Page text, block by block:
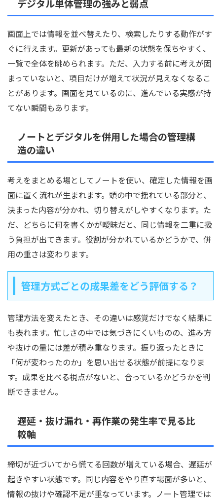
デジタル単体管理の強みと弱点
画面上では情報を並べ替えたり、検索したりする動作がす
ぐに行えます。更新があっても最新の状態を保ちやすく、
一覧で全体を眺められます。ただ、入力する前に考えが固
まっていないと、項目だけが増えて状況が見えなくなるこ
とがあります。画面を見ているのに、進んでいる実感が持
てない瞬間もあります。
ノートとデジタルを併用した場合の管理構
造の違い
考えをまとめる場としてノートを使い、確定した情報を画
面に置く流れが生まれます。頭の中で揺れている部分と、
決まった内容が分かれ、切り替えがしやすくなります。た
だ、どちらに何を書くかが曖昧だと、同じ情報を二重に扱
う負担が出てきます。役割が分かれているかどうかで、併
用の重さは変わります。
管理方式ごとの成果差をどう評価する？
管理方法を変えたとき、その違いは感覚だけでなく結果に
も表れます。忙しさの中では気づきにくいものの、進み方
や抜けの量には差が積み重なります。振り返ったときに
「何が変わったのか」を思い出せる状態が前提になりま
す。成果を比べる視点がないと、合っているかどうかを判
断できません。
遅延・抜け漏れ・再作業の発生率で見る比
較軸
締切が近づいてから慌てる回数が増えている場合、遅延が
起きやすい状態です。同じ内容をやり直す場面が多いと、
情報の抜けや確認不足が重なっています。ノート管理では